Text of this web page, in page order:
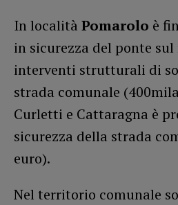
In località Pomarolo è
in sicurezza del ponte
interventi strutturali di
strada comunale
Curletti e Cattaragna è
sicurezza della strada
euro).
Nel territorio comunale